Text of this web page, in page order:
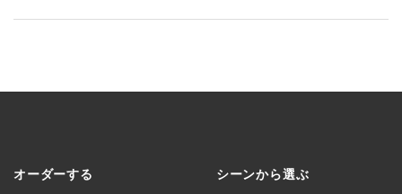
オーダーする シーンから選ぶ